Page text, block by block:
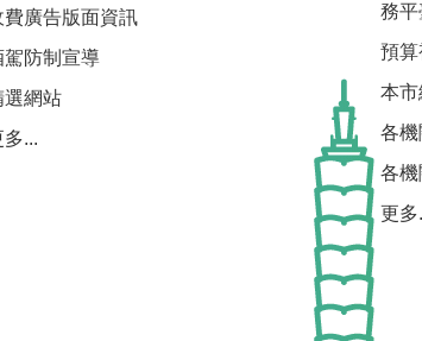
費廣告版面資訊
駕防制宣導
選網站
多...
務平
預
本市
各
各
更多